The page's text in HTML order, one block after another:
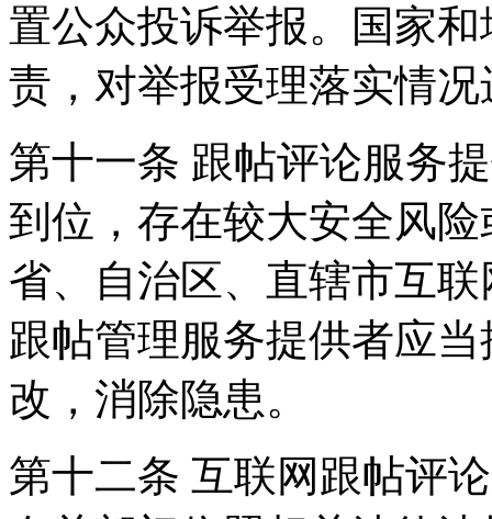
置公众投诉举报。国家
责，对举报受理落实情
第十一条 跟帖评论服务
到位，存在较大安全风
省、自治区、直辖市互
跟帖管理服务提供者应
改，消除隐患。
第十二条 互联网跟帖评